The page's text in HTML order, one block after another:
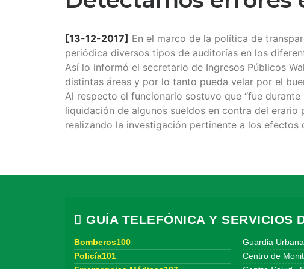
[13-12-2017] En el marco de la política de
periódica diversos tipos de auditorías en los
Así lo informó el secretario de Ingresos Públicos
distintas áreas y por lo tanto pueda velar por el
Al respecto el funcionario sostuvo que “fue
liquidación de algunos sueldos en contra del
realizando la investigación pertinente a los efectos
GUÍA TELEFÓNICA Y SERVICIOS
Bomberos100
Policía101
Guardia
Centro de